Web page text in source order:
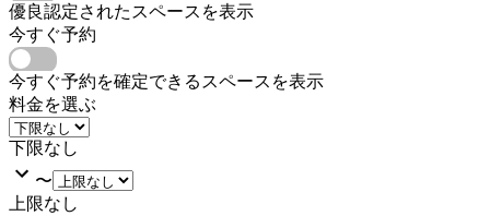
優良認定されたスペースを表示
今すぐ予約
今すぐ予約を確定できるスペースを表示
料金を選ぶ
下限なし
〜
上限なし